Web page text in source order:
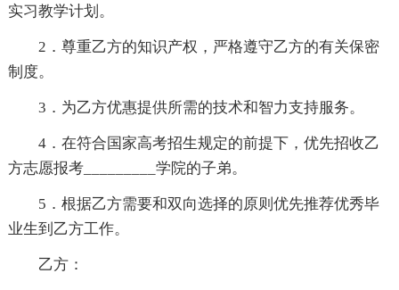
实习教学计划。
2．尊重乙方的知识产权，严格遵守乙方的有关保密
制度。
3．为乙方优惠提供所需的技术和智力支持服务。
4．在符合国家高考招生规定的前提下，优先招收乙
方志愿报考_________学院的子弟。
5．根据乙方需要和双向选择的原则优先推荐优秀毕
业生到乙方工作。
乙方：